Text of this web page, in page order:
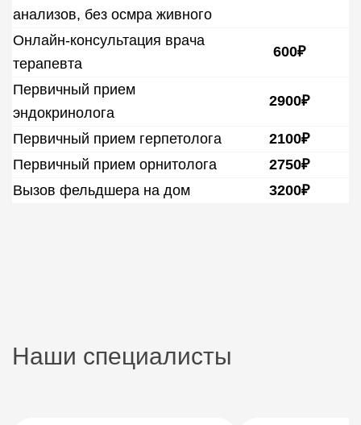
Ветеринар дерматолог
Ветеринар-терапевт
анализов, без осмра живного
Онлайн-консультация врача
терапевта
600₽
Первичный прием
эндокринолога
2900₽
Первичный прием герпетолога
2100₽
Первичный прием орнитолога
2750₽
Вызов фельдшера на дом
3200₽
Наши специалисты